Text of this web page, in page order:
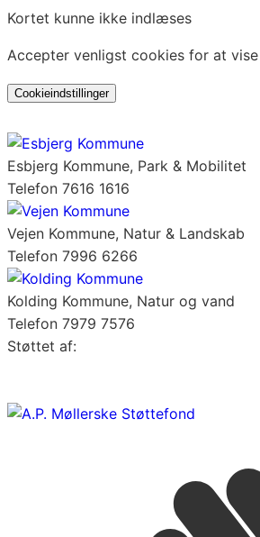
Kortet kunne ikke indlæses
Accepter venligst cookies for at
Cookieindstillinger
Esbjerg Kommune, Park & Mobilitet
Telefon 7616 1616
Vejen Kommune, Natur & Landskab
Telefon 7996 6266
Kolding Kommune, Natur og vand
Telefon 7979 7576
Støttet af: